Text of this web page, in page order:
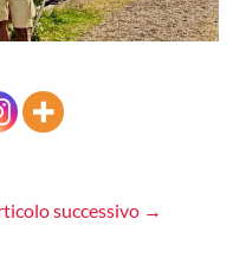
successivo →